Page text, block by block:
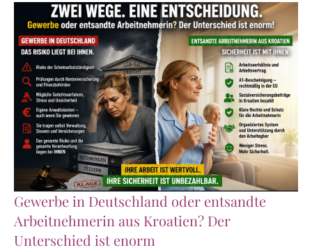
Gewerbe in Deutschland oder entsandte
Arbeitnehmerin aus Kroatien? Der
Unterschied ist enorm